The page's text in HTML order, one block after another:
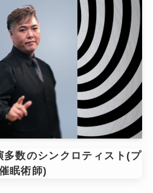
数のシンクロティスト(プ
眠術師)